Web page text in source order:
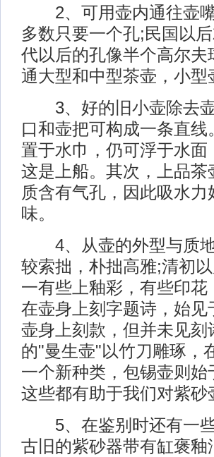
2、可用壶内通往壶嘴
多数只要一个孔;民国以
代以后的孔像半个高尔
通大型和中型茶壶，小
3、好的旧小壶除去壶
口和壶把可构成一条直
置于水巾，仍可浮于水
这是上船。其次，上品
质含有气孔，因此吸水
味。
4、从壶的外型与质地
较索拙，朴拙高雅;清初
一有些上釉彩，有些印
在壶身上刻字题诗，始
壶身上刻款，但并未见
的"曼生壶"以竹刀雕琢，
一个新种类，包锡壶则
这些都有助于我们对紫砂
5、在鉴别时还有一些
古旧的紫砂器带有缸褒